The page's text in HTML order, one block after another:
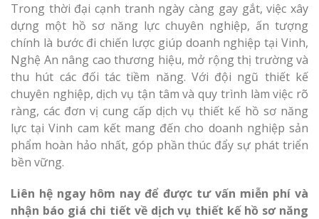
Trong thời đại cạnh tranh ngày càng gay gắt, việc xây
dựng một hồ sơ năng lực chuyên nghiệp, ấn tượng
chính là bước đi chiến lược giúp doanh nghiệp tại Vinh,
Nghệ An nâng cao thương hiệu, mở rộng thị trường và
thu hút các đối tác tiềm năng. Với đội ngũ thiết kế
chuyên nghiệp, dịch vụ tận tâm và quy trình làm việc rõ
ràng, các đơn vị cung cấp dịch vụ thiết kế hồ sơ năng
lực tại Vinh cam kết mang đến cho doanh nghiệp sản
phẩm hoàn hảo nhất, góp phần thúc đẩy sự phát triển
bền vững.
Liên hệ ngay hôm nay để được tư vấn miễn phí và
nhận báo giá chi tiết về dịch vụ thiết kế hồ sơ năng